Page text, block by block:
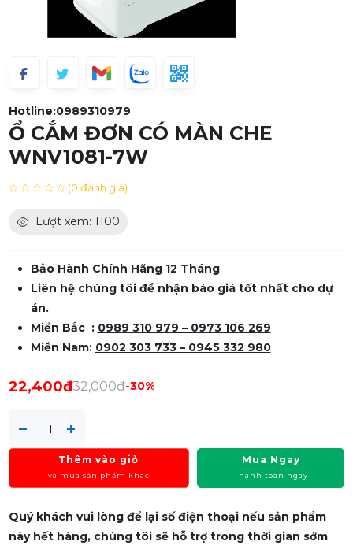
Hotline:0989310979
Ổ CẮM ĐƠN CÓ MÀN CHE
WNV1081-7W
(0 đánh giá)
Lượt xem: 1100
Bảo Hành Chính Hãng 12 Tháng
Liên hệ chúng tôi để nhận báo giá tốt nhất cho dự
án.
Miền Bắc : 0989 310 979 – 0973 106 269
Miền Nam: 0902 303 733 – 0945 332 980
22,400đ32,000đ-30%
Thêm vào giỏ
và mua sản phẩm khác
Mua Ngay
Thanh toán ngay
Quý khách vui lòng để lại số điện thoại nếu sản phẩm
này hết hàng, chúng tôi sẽ hỗ trợ trong thời gian sớm